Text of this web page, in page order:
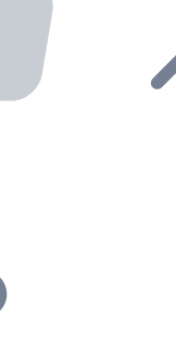
API no seu
rede de
do seu projeto